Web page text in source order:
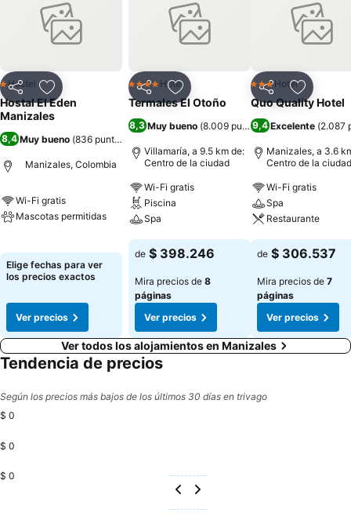
CompartirAgregar a favoritos
1 Estrellas
Hostel
Hostal El Eden
Manizales
8,4 Muy bueno (836 puntuaciones
Manizales, Colombia
Wi-Fi gratis
Mascotas permitidas
Elige fechas para ver
los precios exactos
Ver precios
CompartirAgregar a favoritos
4 EstrellasHotel
Termales El Otoño
8,3Muy bueno (8.009 puntuaciones)
Villamaría, a 9.5 km de:
Centro de la ciudad
Wi-Fi gratis
Piscina
Spa
Ver precios
de $ 398.246
Mira precios de 8
páginas
Ver precios
CompartirAgregar
3 Estrellas
Hotel
Quo Quality Hotel
9,4 Excelente (2.087
Manizales, a 3.6
Centro de la ciudad
Wi-Fi gratis
Spa
Restaurante
Ver precios
de $ 306.537
Mira precios de 7
páginas
Ver precios
Ver todos los alojamientos en Manizales
Tendencia de precios
Según los precios más bajos de los últimos 30 días en trivago
$ 0
$ 0
$ 0